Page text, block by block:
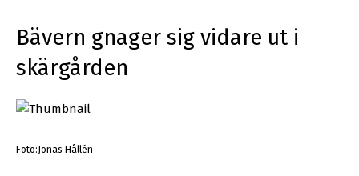
Bävern gnager sig vidare ut i
skärgården
Foto:Jonas Hållén